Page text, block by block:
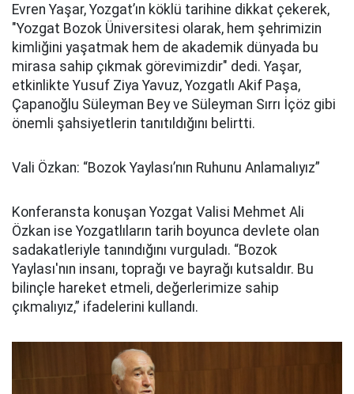
Evren Yaşar, Yozgat’ın köklü tarihine dikkat çekerek,
"Yozgat Bozok Üniversitesi olarak, hem şehrimizin
kimliğini yaşatmak hem de akademik dünyada bu
mirasa sahip çıkmak görevimizdir" dedi. Yaşar,
etkinlikte Yusuf Ziya Yavuz, Yozgatlı Akif Paşa,
Çapanoğlu Süleyman Bey ve Süleyman Sırrı İçöz gibi
önemli şahsiyetlerin tanıtıldığını belirtti.
Vali Özkan: “Bozok Yaylası’nın Ruhunu Anlamalıyız”
Konferansta konuşan Yozgat Valisi Mehmet Ali
Özkan ise Yozgatlıların tarih boyunca devlete olan
sadakatleriyle tanındığını vurguladı. “Bozok
Yaylası'nın insanı, toprağı ve bayrağı kutsaldır. Bu
bilinçle hareket etmeli, değerlerimize sahip
çıkmalıyız,” ifadelerini kullandı.